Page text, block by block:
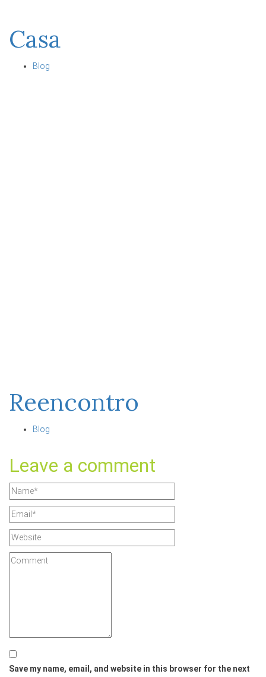
Casa
Blog
Reencontro
Blog
Leave a comment
Save my name, email, and website in this browser for the next